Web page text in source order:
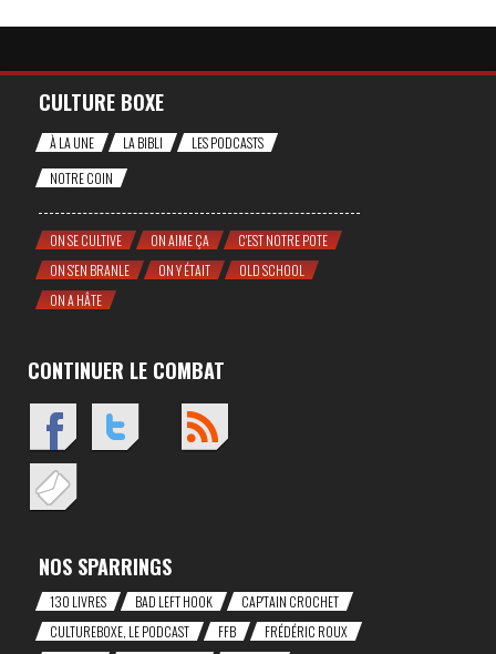
CULTURE BOXE
À LA UNE LA BIBLI
LES PODCASTS
NOTRE COIN
ON SE CULTIVE ON AIME ÇA
C'EST NOTRE POTE
ON S'EN BRANLE
ON Y ÉTAIT
OLD SCHOOL
ON A HÂTE
CONTINUER LE COMBAT
NOS SPARRINGS
130 LIVRES BAD LEFT HOOK
CAP'TAIN CROCHET
CULTUREBOXE, LE PODCAST
FFB
FRÉDÉRIC ROUX